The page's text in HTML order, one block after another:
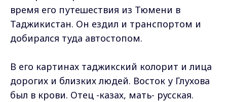
время его путешествия из Тюмени в
Таджикистан. Он ездил и транспортом и
добирался туда автостопом.
В его картинах таджикский колорит и лица
дорогих и близких людей. Восток у Глухова
был в крови. Отец -казах, мать- русская.